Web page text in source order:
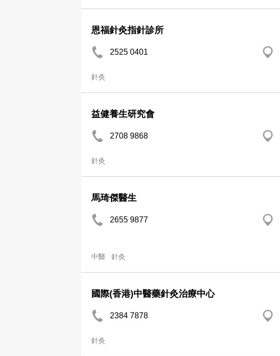
恩福針灸指針診所
2525 0401
針灸
益健養生研究會
2708 9868
針灸
馬琦傑醫生
2655 9877
中醫 針灸
國際(香港)中醫藥針灸治療中心
2384 7878
針灸